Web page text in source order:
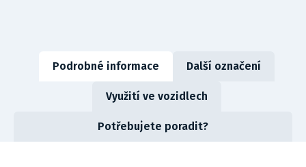
Podrobné informace Další označení
Využití ve vozidlech
Potřebujete poradit?